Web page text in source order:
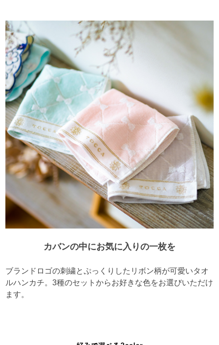
カバンの中にお気に入りの一枚を
ブランドロゴの刺繍とぷっくりしたリボン柄が可愛いタオ
ルハンカチ。3種のセットからお好きな色をお選びいただけ
ます。